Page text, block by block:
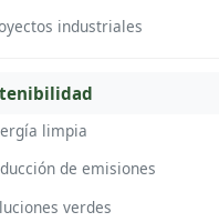
industriales
limpia
de emisiones
verdes